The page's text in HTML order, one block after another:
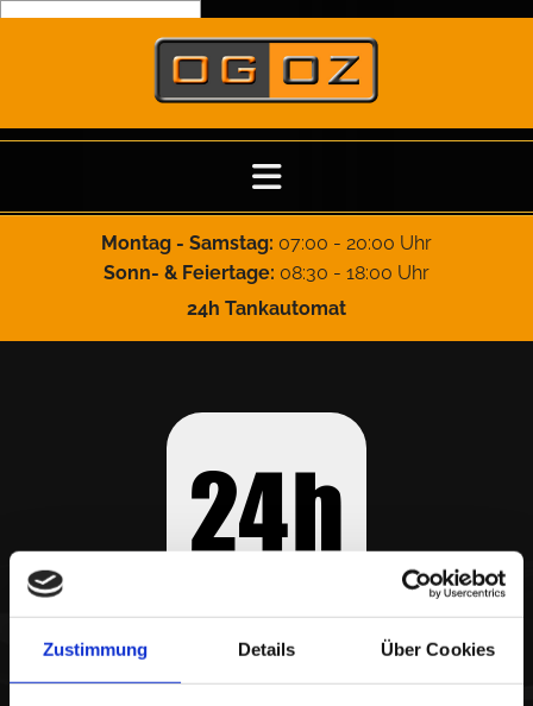
Zustimmung Details Über Cookies
Zum Inhalt springen
Montag - Samstag: 07:00 - 20:00 Uhr
Sonn- & Feiertage: 08:30 - 18:00 Uhr
24h Tankautomat
TANKAUTOMAT